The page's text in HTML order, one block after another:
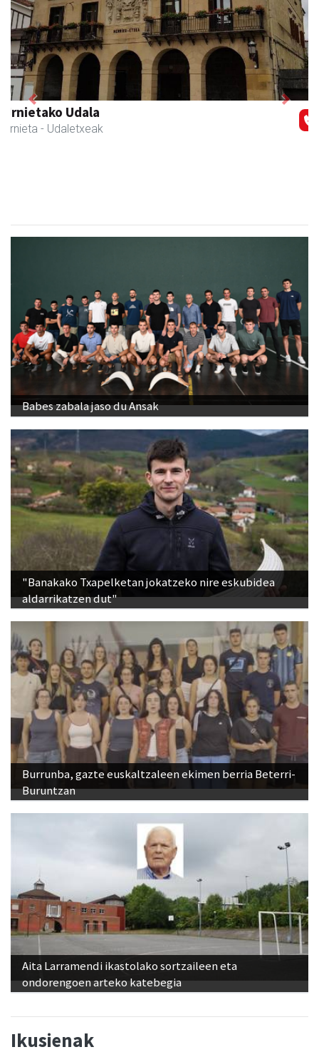
Previous Next
Babes zabala jaso du Ansak
"Banakako Txapelketan jokatzeko nire eskubidea
aldarrikatzen dut"
Burrunba, gazte euskaltzaleen ekimen berria Beterri-
Buruntzan
Aita Larramendi ikastolako sortzaileen eta
ondorengoen arteko katebegia
Ikusienak